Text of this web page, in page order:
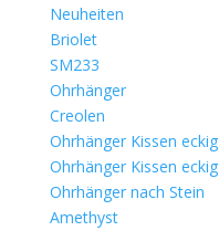
Neuheiten
Briolet
SM233
Ohrhänger
Creolen
Ohrhänger Kissen eckig
Ohrhänger Kissen eckig
Ohrhänger nach Stein
Amethyst